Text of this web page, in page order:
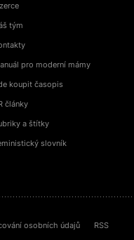
tým
pro moderní mámy
koupit časopis
články
a štítky
slovník
osobních údajů RSS